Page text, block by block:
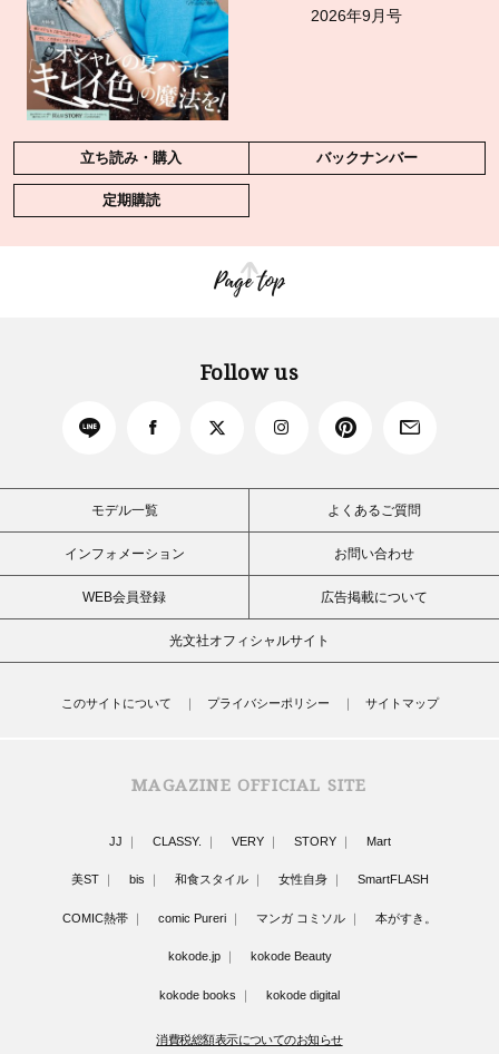
2026年9月号
立ち読み・購入 バックナンバー
定期購読
Page top
Follow us
モデル一覧 よくあるご質問
インフォメーション お問い合わせ
WEB会員登録 広告掲載について
光文社オフィシャルサイト
このサイトについて プライバシーポリシー サイトマップ
MAGAZINE OFFICIAL SITE
JJ CLASSY. VERY STORY Mart
美ST bis 和食スタイル 女性自身 SmartFLASH
COMIC熱帯 comic Pureri マンガ コミソル 本がすき。
kokode.jp kokode Beauty
kokode books kokode digital
消費税総額表示についてのお知らせ